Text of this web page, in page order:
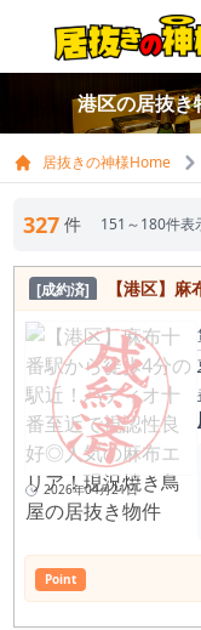
港区の居抜き
居抜きの神様Home
327 件 151～180件表
[成約済] 【港区】麻布十番駅から
2026年04月21日
Point